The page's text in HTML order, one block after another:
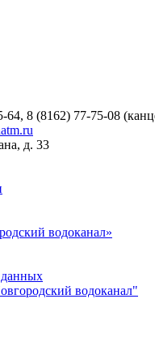
64, 8 (8162) 77-75-08
д. 33
водоканал»
водоканал"